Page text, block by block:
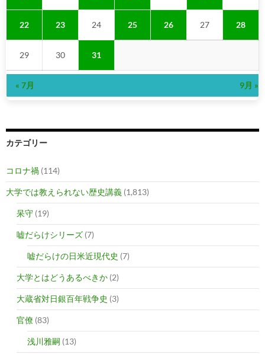
22 23 24 25 26 27 28
29 30 31
« 7月 9月 »
カテゴリー
コロナ禍 (114)
大学では教えられない歴史講義 (1,813)
呆守 (19)
嘘だらけシリーズ (7)
嘘だらけの日米近現代史 (7)
大学とはどうあるべきか (2)
大蔵省対日銀百年戦争史 (3)
官僚 (83)
浅川雅嗣 (13)